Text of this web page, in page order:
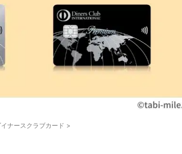
ナースクラブカード >